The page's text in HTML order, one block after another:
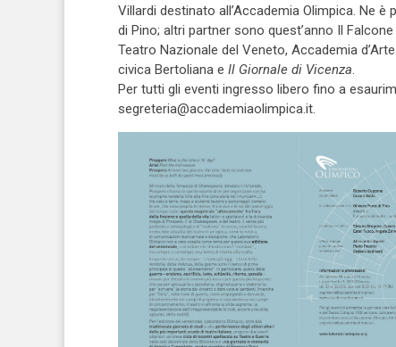
Villardi destinato all’Accademia Olimpica. Ne
di Pino; altri partner sono quest’anno Il
Teatro Nazionale del Veneto, Accademia
civica Bertoliana e Il Giornale di Vicenza
Per tutti gli eventi ingresso libero fino a
segreteria@accademiaolimpica.it.